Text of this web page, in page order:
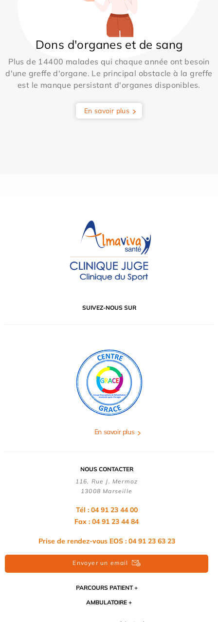
Dons d'organes et de sang
Plus de 14400 malades qui chaque année ont besoin
d'une greffe d'organe. Le principal obstacle à la greffe
est le manque persistant d'organes disponibles.
En savoir plus
SUIVEZ-NOUS SUR
En savoir plus
NOUS CONTACTER
116, Rue J. Mermoz
13008 Marseille
Tél : 04 91 23 44 00
Fax : 04 91 23 44 84
Prise de rendez-vous EOS : 04 91 23 63 23
Envoyer un email
PARCOURS PATIENT
AMBULATOIRE